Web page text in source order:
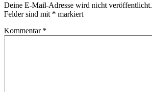
Deine E-Mail-Adresse wird nicht veröffentlicht.
Felder sind mit * markiert
Kommentar *